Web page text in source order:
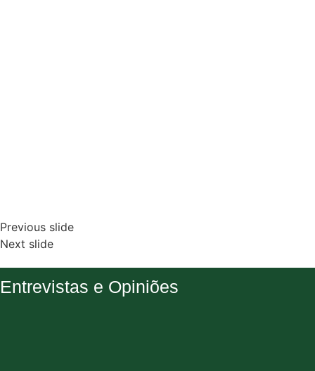
Previous slide
Next slide
Entrevistas e Opiniões